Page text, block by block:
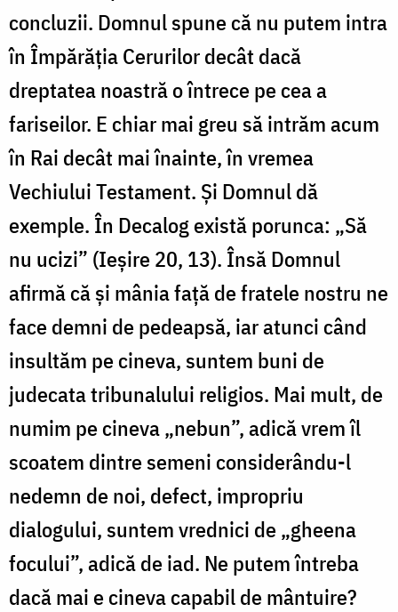
concluzii. Domnul spune că nu putem intra
în Împărăția Cerurilor decât dacă
dreptatea noastră o întrece pe cea a
fariseilor. E chiar mai greu să intrăm acum
în Rai decât mai înainte, în vremea
Vechiului Testament. Și Domnul dă
exemple. În Decalog există porunca: „Să
nu ucizi” (Ieșire 20, 13). Însă Domnul
afirmă că și mânia față de fratele nostru ne
face demni de pedeapsă, iar atunci când
insultăm pe cineva, suntem buni de
judecata tribunalului religios. Mai mult, de
numim pe cineva „nebun”, adică vrem îl
scoatem dintre semeni considerându-l
nedemn de noi, defect, impropriu
dialogului, suntem vrednici de „gheena
focului”, adică de iad. Ne putem întreba
dacă mai e cineva capabil de mântuire?